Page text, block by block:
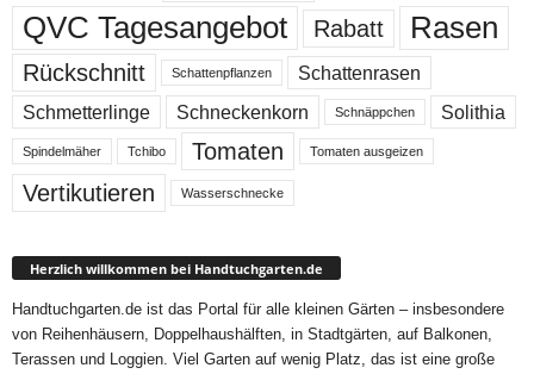
QVC Tagesangebot
Rabatt Rasen
Rückschnitt Schattenpflanzen
Schattenrasen
Schmetterlinge
Schneckenkorn Schnäppchen Solithia
Spindelmäher Tchibo Tomaten Tomaten ausgeizen
Vertikutieren Wasserschnecke
Herzlich willkommen bei Handtuchgarten.de
Handtuchgarten.de ist das Portal für alle kleinen Gärten – insbesondere
von Reihenhäusern, Doppelhaushälften, in Stadtgärten, auf Balkonen,
Terassen und Loggien. Viel Garten auf wenig Platz, das ist eine große